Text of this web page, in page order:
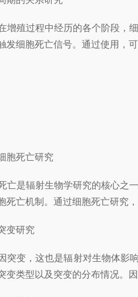
殖过程中经历的各个阶段，细
发细胞死亡信号。通过使用，
死亡研究
是辐射生物学研究的核心之一
死亡机制。通过细胞死亡研究
变研究
变，这也是辐射对生物体影响
变类型以及突变的分布情况。